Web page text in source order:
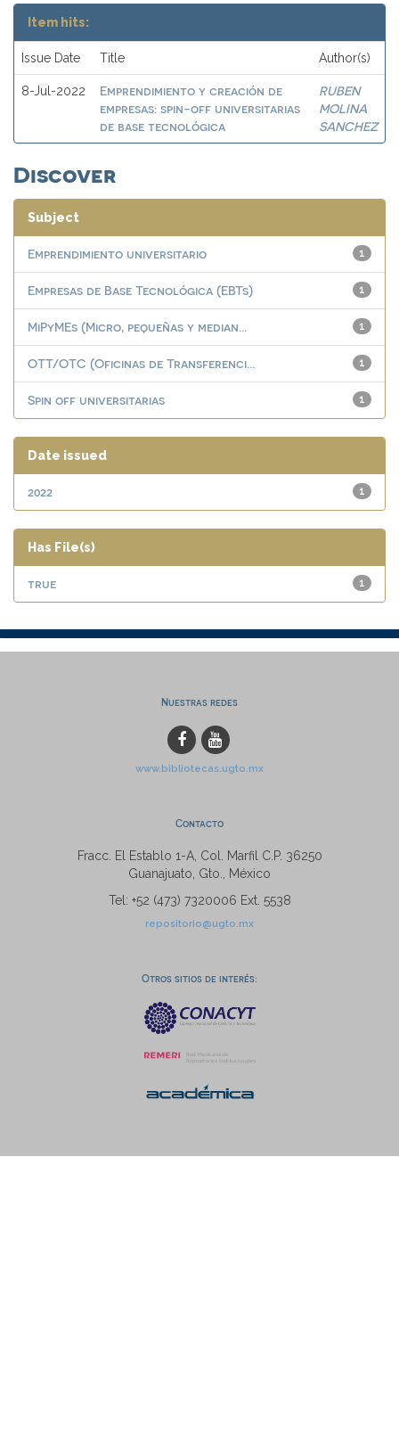
Item hits:
Issue Date Title Author(s)
8-Jul-2022
Emprendimiento y creación de
empresas: spin-off universitarias
de base tecnológica
RUBEN
MOLINA
SANCHEZ
Discover
Subject
1
Emprendimiento universitario
1
Empresas de Base Tecnológica (EBTs)
1
MiPyMEs (Micro, pequeñas y median...
1
OTT/OTC (Oficinas de Transferenci...
1
Spin off universitarias
Date issued
1
2022
Has File(s)
1
true
Nuestras redes
www.bibliotecas.ugto.mx
Contacto
Fracc. El Establo 1-A, Col. Marfil C.P. 36250
Guanajuato, Gto., México
Tel: +52 (473) 7320006 Ext. 5538
repositorio@ugto.mx
Otros sitios de interés: